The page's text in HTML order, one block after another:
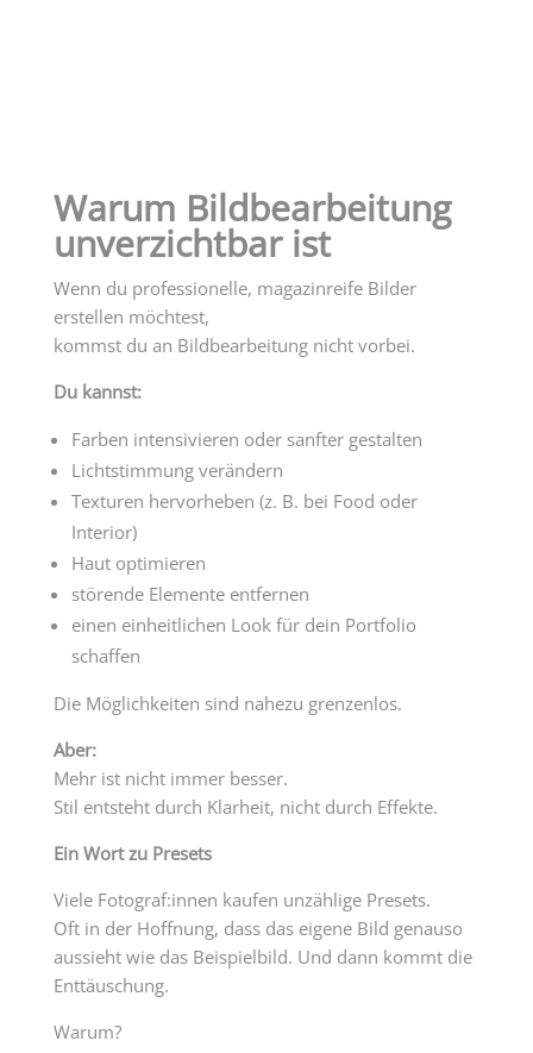
Warum Bildbearbeitung
unverzichtbar ist
Wenn du professionelle, magazinreife Bilder
erstellen möchtest,
kommst du an Bildbearbeitung nicht vorbei.
Du kannst:
Farben intensivieren oder sanfter gestalten
Lichtstimmung verändern
Texturen hervorheben (z. B. bei Food oder
Interior)
Haut optimieren
störende Elemente entfernen
einen einheitlichen Look für dein Portfolio
schaffen
Die Möglichkeiten sind nahezu grenzenlos.
Aber:
Mehr ist nicht immer besser.
Stil entsteht durch Klarheit, nicht durch Effekte.
Ein Wort zu Presets
Viele Fotograf:innen kaufen unzählige Presets.
Oft in der Hoffnung, dass das eigene Bild genauso
aussieht wie das Beispielbild. Und dann kommt die
Enttäuschung.
Warum?